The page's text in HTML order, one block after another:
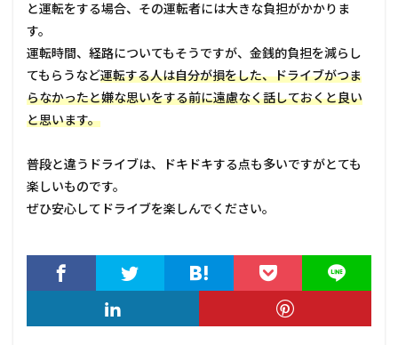
と運転をする場合、その運転者には大きな負担がかかりま
す。
運転時間、経路についてもそうですが、金銭的負担を減らし
てもらうなど運転する人は自分が損をした、ドライブがつま
らなかったと嫌な思いをする前に遠慮なく話しておくと良い
と思います。
普段と違うドライブは、ドキドキする点も多いですがとても
楽しいものです。
ぜひ安心してドライブを楽しんでください。